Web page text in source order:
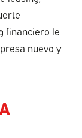
financiero le
nuevo y